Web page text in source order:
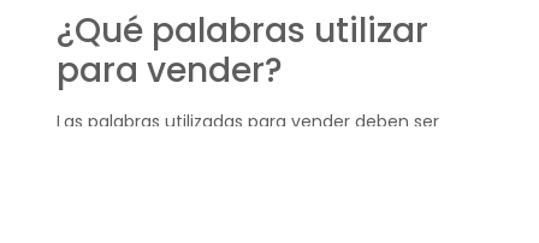
¿Qué palabras utilizar
para vender?
Las palabras utilizadas para vender deben ser